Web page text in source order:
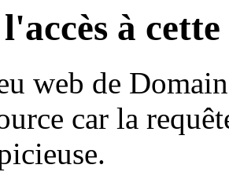
à
web de
car la